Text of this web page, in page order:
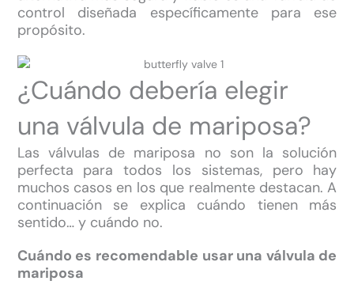
control diseñada específicamente para ese
propósito.
¿Cuándo debería elegir
una válvula de mariposa?
Las válvulas de mariposa no son la solución
perfecta para todos los sistemas, pero hay
muchos casos en los que realmente destacan. A
continuación se explica cuándo tienen más
sentido… y cuándo no.
Cuándo es recomendable usar una válvula de
mariposa